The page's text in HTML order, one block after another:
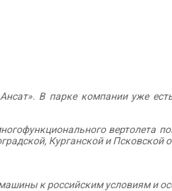
В парке компании уже
вертолета
Курганской и Псковской
к российским условиям и